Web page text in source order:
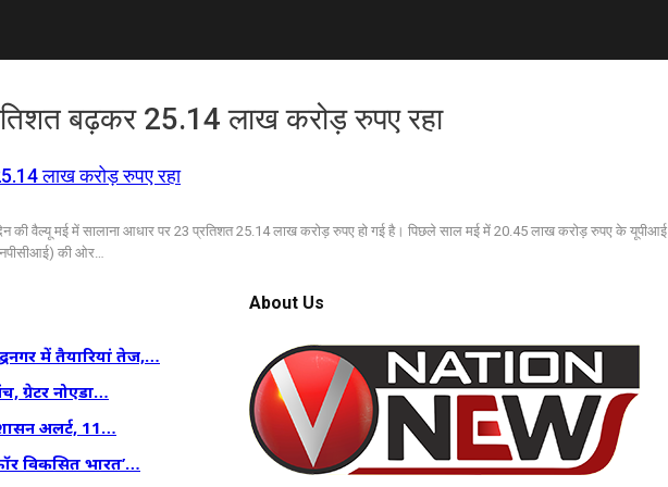
बढ़कर 25.14 लाख करोड़ रुपए रहा
लाख करोड़ रुपए रहा
की वैल्यू मई में सालाना आधार पर 23 प्रतिशत 25.14 लाख करोड़ रुपए हो गई है। पिछले साल मई में 20.45 लाख करोड़ रुपए के यूपीआई
की ओर…
में तैयारियां तेज,…
ग्रेटर नोएडा…
अलर्ट, 11…
विकसित भारत’…
About Us